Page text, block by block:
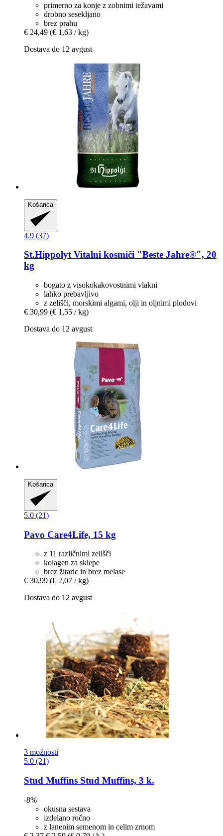
primerno za konje z zobnimi težavami
drobno sesekljano
brez prahu
€ 24,49 (€ 1,63 / kg)
Dostava do 12 avgust
Košarica
4.9 (37)
St.HippolytVitalni kosmiči "Beste Jahre®", 20
kg
bogato z visokokakovostnimi vlakni
lahko prebavljivo
z zelišči, morskimi algami, olji in oljnimi plodovi
€ 30,99 (€ 1,55 / kg)
Dostava do 12 avgust
Košarica
5.0 (21)
Pavo Care4Life, 15 kg
z 11 različnimi zelišči
kolagen za sklepe
brez žitaric in brez melase
€ 30,99 (€ 2,07 / kg)
Dostava do 12 avgust
3 možnosti
5.0 (21)
Stud Muffins Stud Muffins, 3 k.
-8%
okusna sestava
izdelano ročno
z lanenim semenom in celim zrnom